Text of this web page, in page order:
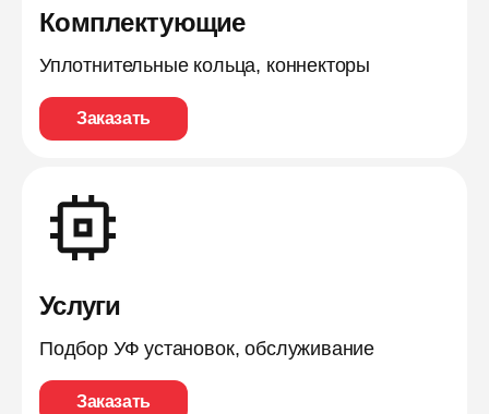
Комплектующие
Уплотнительные кольца, коннекторы
Заказать
Услуги
Подбор УФ установок, обслуживание
Заказать